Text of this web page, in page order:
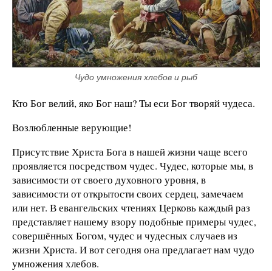
Чудо умножения хлебов и рыб
Кто Бог велий, яко Бог наш? Ты еси Бог творяй чудеса.
Возлюбленные верующие!
Присутствие Христа Бога в нашей жизни чаще всего
проявляется посредством чудес. Чудес, которые мы, в
зависимости от своего духовного уровня, в
зависимости от открытости своих сердец, замечаем
или нет. В евангельских чтениях Церковь каждый раз
представляет нашему взору подобные примеры чудес,
совершённых Богом, чудес и чудесных случаев из
жизни Христа. И вот сегодня она предлагает нам чудо
умножения хлебов.